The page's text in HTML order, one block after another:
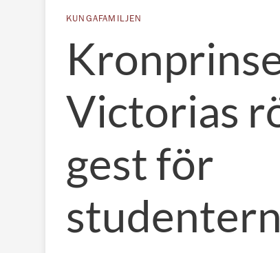
KUNGAFAMILJEN
Victorias
gest för